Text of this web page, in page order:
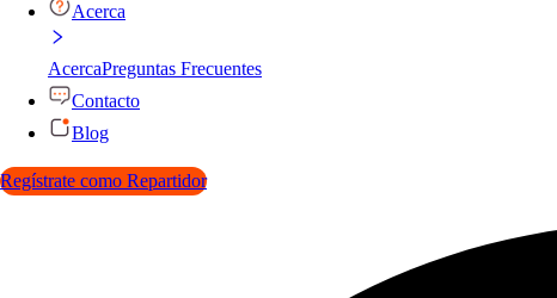
Acerca
AcercaPreguntas Frecuentes
Contacto
Blog
Regístrate como Repartidor